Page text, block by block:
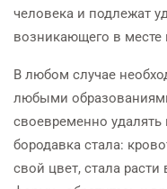
человека и подлежат
возникающего в месте
В любом случае
любыми
своевременно
бородавка стала:
свой цвет, стала